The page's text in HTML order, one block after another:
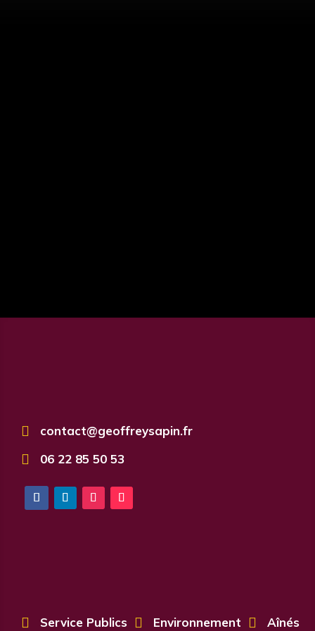
 contact@geoffreysapin.fr
 06 22 85 50 53
 Service Publics  Environnement  Aînés